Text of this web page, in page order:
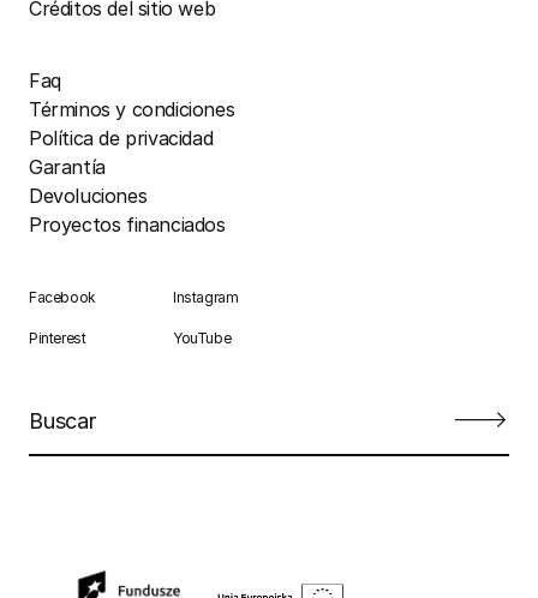
Créditos del sitio web
Faq
Términos y condiciones
Política de privacidad
Garantía
Devoluciones
Proyectos financiados
Facebook Instagram
Pinterest YouTube